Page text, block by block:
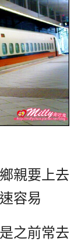
親要上去
容易
之前常去